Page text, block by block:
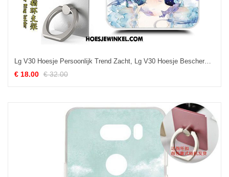
Lg V30 Hoesje Persoonlijk Trend Zacht, Lg V30 Hoesje Bescherming All Inclusive
€ 18.00 € 32.00